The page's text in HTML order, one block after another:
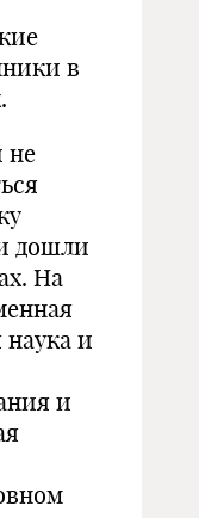
в
не
дошли
На
наука и
и